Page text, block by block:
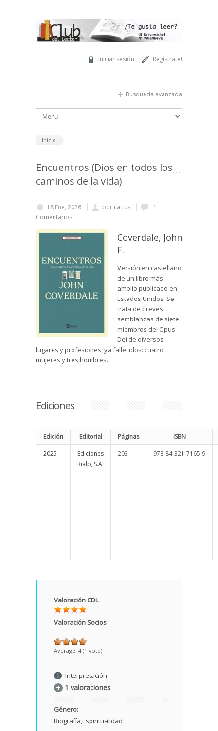
Regístrate!
Iniciar sesión
Búsqueda avanzada
Inicio
Encuentros (Dios en todos los
caminos de la vida)
18 Ene, 2026 por cattus
1
Comentarios
Coverdale, John
F.
Versión en castellano
de un libro más
amplio publicado en
Estados Unidos. Se
trata de breves
semblanzas de siete
miembros del Opus
Dei de diversos
lugares y profesiones, ya fallecidos: cuatro
mujeres y tres hombres.
Ediciones
Edición Editorial Páginas ISBN
2025
Ediciones
Rialp, S.A.
203 978-84-321-7165-9
Valoración CDL
Valoración Socios
Average: 4 (1 vote)
Interpretación
1 valoraciones
Género:
Biografía Espiritualidad